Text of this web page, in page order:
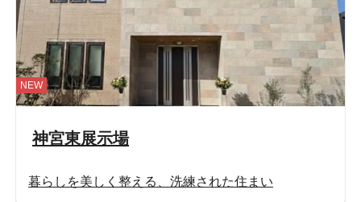
神宮東展示場
暮らしを美しく整える、洗練された住まい
NEW